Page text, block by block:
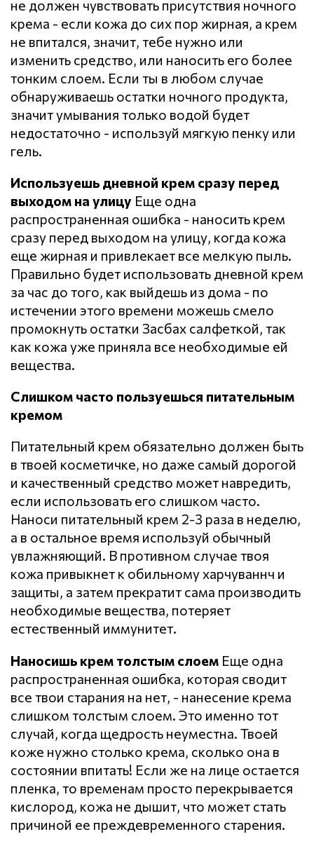
не должен чувствовать присутствия ночного
крема - если кожа до сих пор жирная, а крем
не впитался, значит, тебе нужно или
изменить средство, или наносить его более
тонким слоем. Если ты в любом случае
обнаруживаешь остатки ночного продукта,
значит умывания только водой будет
недостаточно - используй мягкую пенку или
гель.
Используешь дневной крем сразу перед
выходом на улицу Еще одна
распространенная ошибка - наносить крем
сразу перед выходом на улицу, когда кожа
еще жирная и привлекает все мелкую пыль.
Правильно будет использовать дневной крем
за час до того, как выйдешь из дома - по
истечении этого времени можешь смело
промокнуть остатки Засбах салфеткой, так
как кожа уже приняла все необходимые ей
вещества.
Слишком часто пользуешься питательным
кремом
Питательный крем обязательно должен быть
в твоей косметичке, но даже самый дорогой
и качественный средство может навредить,
если использовать его слишком часто.
Наноси питательный крем 2-3 раза в неделю,
а в остальное время используй обычный
увлажняющий. В противном случае твоя
кожа привыкнет к обильному харчуваннч и
защиты, а затем прекратит сама производить
необходимые вещества, потеряет
естественный иммунитет.
Наносишь крем толстым слоем Еще одна
распространенная ошибка, которая сводит
все твои старания на нет, - нанесение крема
слишком толстым слоем. Это именно тот
случай, когда щедрость неуместна. Твоей
коже нужно столько крема, сколько она в
состоянии впитать! Если же на лице остается
пленка, то временам просто перекрывается
кислород, кожа не дышит, что может стать
причиной ее преждевременного старения.